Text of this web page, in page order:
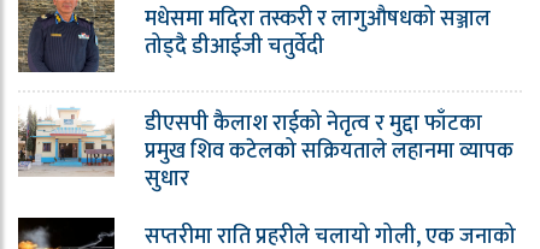
मधेसमा मदिरा तस्करी र लागुऔषधको सञ्जाल
तोड्दै डीआईजी चतुर्वेदी
डीएसपी कैलाश राईको नेतृत्व र मुद्दा फाँटका
प्रमुख शिव कटेलको सक्रियताले लहानमा व्यापक
सुधार
सप्तरीमा राति प्रहरीले चलायो गोली, एक जनाको